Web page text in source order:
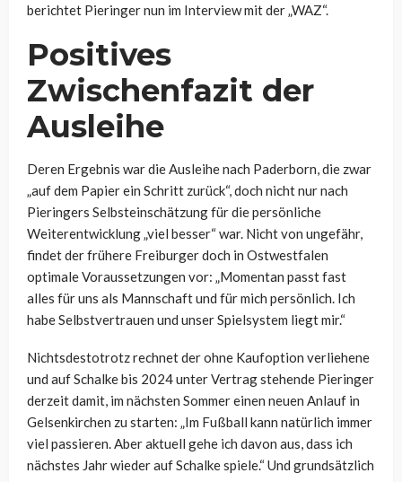
berichtet Pieringer nun im Interview mit der „WAZ“.
Positives
Zwischenfazit der
Ausleihe
Deren Ergebnis war die Ausleihe nach Paderborn, die zwar
„auf dem Papier ein Schritt zurück“, doch nicht nur nach
Pieringers Selbsteinschätzung für die persönliche
Weiterentwicklung „viel besser“ war. Nicht von ungefähr,
findet der frühere Freiburger doch in Ostwestfalen
optimale Voraussetzungen vor: „Momentan passt fast
alles für uns als Mannschaft und für mich persönlich. Ich
habe Selbstvertrauen und unser Spielsystem liegt mir.“
Nichtsdestotrotz rechnet der ohne Kaufoption verliehene
und auf Schalke bis 2024 unter Vertrag stehende Pieringer
derzeit damit, im nächsten Sommer einen neuen Anlauf in
Gelsenkirchen zu starten: „Im Fußball kann natürlich immer
viel passieren. Aber aktuell gehe ich davon aus, dass ich
nächstes Jahr wieder auf Schalke spiele.“ Und grundsätzlich